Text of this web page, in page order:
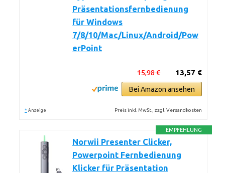
Präsentationsfernbedienung
für Windows
7/8/10/Mac/Linux/Android/Pow
erPoint
13,57 €
15,98 €
Bei Amazon ansehen
* Anzeige Preis inkl. MwSt., zzgl. Versandkosten
EMPFEHLUNG
Norwii Presenter Clicker,
Powerpoint Fernbedienung
Klicker für Präsentation